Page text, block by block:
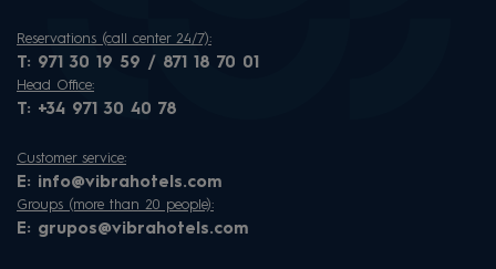
Reservations (call center 24/7):
T: 971 30 19 59 / 871 18 70 01
Head Office:
T: +34 971 30 40 78
Customer service:
E: info@vibrahotels.com
Groups (more than 20 people):
E: grupos@vibrahotels.com